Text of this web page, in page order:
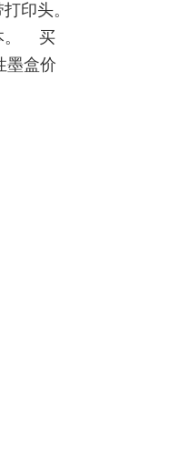
印头。
。 买
墨盒价